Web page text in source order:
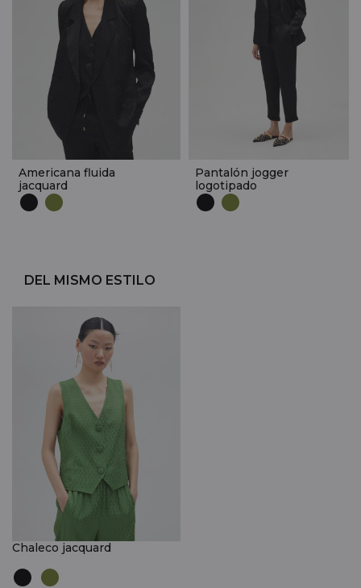
Americana fluida
jacquard
Pantalón jogger
logotipado
DEL MISMO ESTILO
Chaleco jacquard